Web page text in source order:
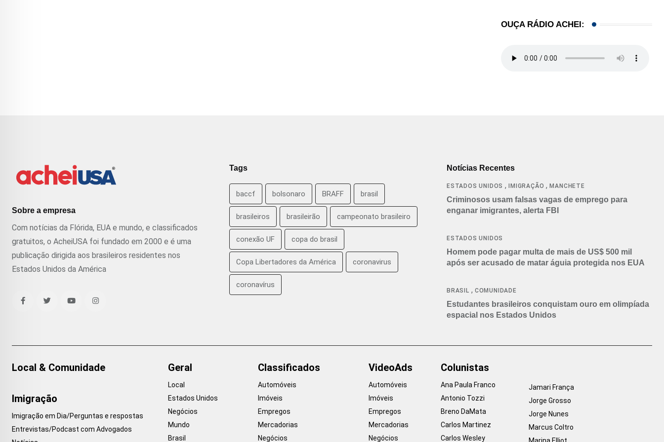
OUÇA RÁDIO ACHEI:
Sobre a empresa
Com notícias da Flórida, EUA e mundo, e classificados
gratuitos, o AcheiUSA foi fundado em 2000 e é uma
publicação dirigida aos brasileiros residentes nos
Estados Unidos da América
Tags
baccf bolsonaro BRAFF brasil
brasileiros brasileirão campeonato brasileiro
conexão UF copa do brasil
Copa Libertadores da América coronavirus
coronavírus
Notícias Recentes
ESTADOS UNIDOS , IMIGRAÇÃO ,MANCHETE
Criminosos usam falsas vagas de emprego para
enganar imigrantes, alerta FBI
ESTADOS UNIDOS
Homem pode pagar multa de mais de US$ 500 mil
após ser acusado de matar águia protegida nos EUA
BRASIL , COMUNIDADE
Estudantes brasileiros conquistam ouro em olimpíada
espacial nos Estados Unidos
Local & Comunidade
Imigração
Imigração em Dia/Perguntas e respostas
Entrevistas/Podcast com Advogados
Geral
Local
Estados Unidos
Negócios
Mundo
Brasil
Classificados
Automóveis
Imóveis
Empregos
Mercadorias
Negócios
VideoAds
Automóveis
Imóveis
Empregos
Mercadorias
Negócios
Colunistas
Ana Paula Franco
Antonio Tozzi
Breno DaMata
Carlos Martinez
Carlos Wesley
Jamari França
Jorge Grosso
Jorge Nunes
Marcus Coltro